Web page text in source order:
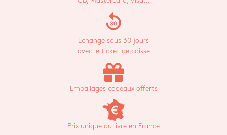
replay_30
Echange sous 30 jours
avec le ticket de caisse
Emballages cadeaux offerts
Prix unique du livre en France